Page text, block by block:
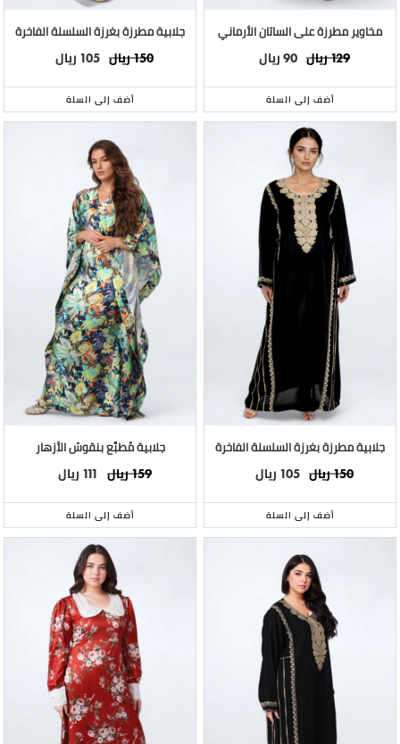
مخاوير مطرزة على الساتان الأرماني
ريال129 ريال 90
أضف إلى السلة
جلابية مطرزة بغرزة السلسلة الفاخرة
ريال150 ريال 105
أضف إلى السلة
جلابية مطرزة بغرزة السلسلة الفاخرة
ريال150 ريال 105
أضف إلى السلة
جلابية مُطبَّع بنقوش الأزهار
ريال159 ريال 111
أضف إلى السلة